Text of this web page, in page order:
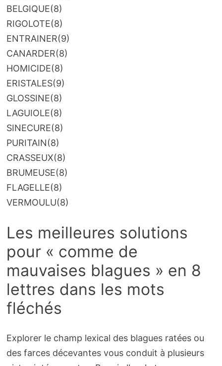
BELGIQUE(8)
RIGOLOTE(8)
ENTRAINER(9)
CANARDER(8)
HOMICIDE(8)
ERISTALES(9)
GLOSSINE(8)
LAGUIOLE(8)
SINECURE(8)
PURITAIN(8)
CRASSEUX(8)
BRUMEUSE(8)
FLAGELLE(8)
VERMOULU(8)
Les meilleures solutions
pour « comme de
mauvaises blagues » en 8
lettres dans les mots
fléchés
Explorer le champ lexical des blagues ratées ou
des farces décevantes vous conduit à plusieurs